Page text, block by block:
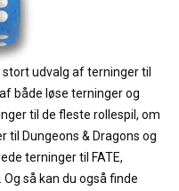
udvalg af terninger til
både løse terninger og
til de fleste rollespil, om
Dungeons & Dragons og
terninger til FATE,
Og så kan du også finde